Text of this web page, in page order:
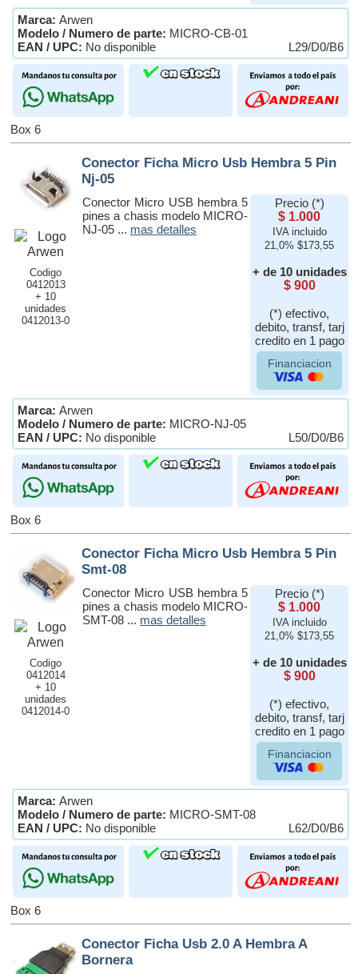
Marca: Arwen
Modelo / Numero de parte: MICRO-CB-01
EAN / UPC: No disponible L29/D0/B6
Box 6
Codigo
0412013
+ 10
unidades
0412013-0
Conector Ficha Micro Usb Hembra 5 Pin
Nj-05
Conector Micro USB hembra 5
pines a chasis modelo MICRO-
NJ-05 ... mas detalles
Precio (*)
$ 1.000
IVA incluido
21,0% $173,55
+ de 10 unidades
$ 900
(*) efectivo,
debito, transf, tarj
credito en 1 pago
Financiacion
Marca: Arwen
Modelo / Numero de parte: MICRO-NJ-05
EAN / UPC: No disponible L50/D0/B6
Box 6
Codigo
0412014
+ 10
unidades
0412014-0
Conector Ficha Micro Usb Hembra 5 Pin
Smt-08
Conector Micro USB hembra 5
pines a chasis modelo MICRO-
SMT-08 ... mas detalles
Precio (*)
$ 1.000
IVA incluido
21,0% $173,55
+ de 10 unidades
$ 900
(*) efectivo,
debito, transf, tarj
credito en 1 pago
Financiacion
Marca: Arwen
Modelo / Numero de parte: MICRO-SMT-08
EAN / UPC: No disponible L62/D0/B6
Box 6
Conector Ficha Usb 2.0 A Hembra A
Bornera